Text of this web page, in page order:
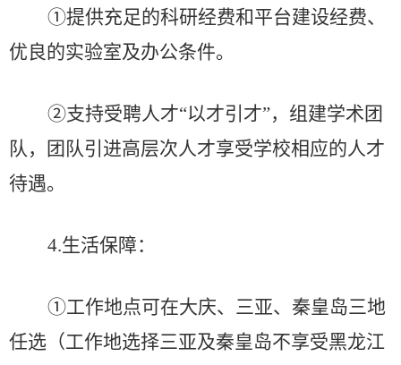
①提供充足的科研经费和平台建设经费、
优良的实验室及办公条件。
②支持受聘人才“以才引才”，组建学术团
队，团队引进高层次人才享受学校相应的人才
待遇。
4.生活保障：
①工作地点可在大庆、三亚、秦皇岛三地
任选（工作地选择三亚及秦皇岛不享受黑龙江